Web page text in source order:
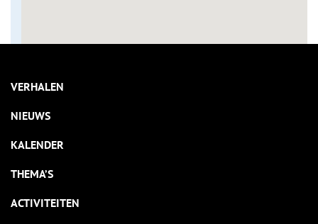
VERHALEN
NIEUWS
KALENDER
THEMA’S
ACTIVITEITEN